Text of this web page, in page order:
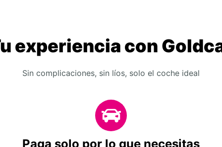
experiencia con
Sin complicaciones, sin líos, solo el coche ideal
Paga solo por lo que necesitas